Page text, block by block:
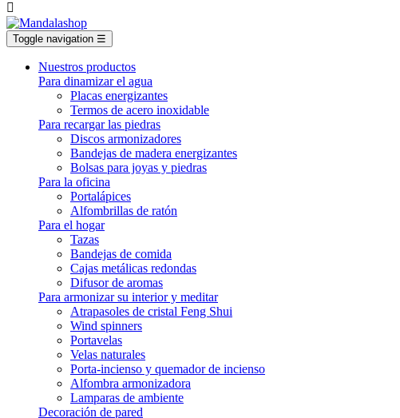

Toggle navigation ☰
Nuestros productos
Para dinamizar el agua
Placas energizantes
Termos de acero inoxidable
Para recargar las piedras
Discos armonizadores
Bandejas de madera energizantes
Bolsas para joyas y piedras
Para la oficina
Portalápices
Alfombrillas de ratón
Para el hogar
Tazas
Bandejas de comida
Cajas metálicas redondas
Difusor de aromas
Para armonizar su interior y meditar
Atrapasoles de cristal Feng Shui
Wind spinners
Portavelas
Velas naturales
Porta-incienso y quemador de incienso
Alfombra armonizadora
Lamparas de ambiente
Decoración de pared